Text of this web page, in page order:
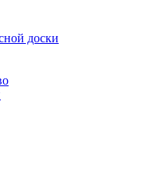
доски